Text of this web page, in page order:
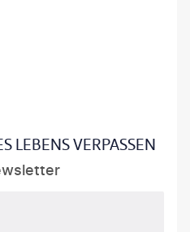
LEBENS VERPASSEN